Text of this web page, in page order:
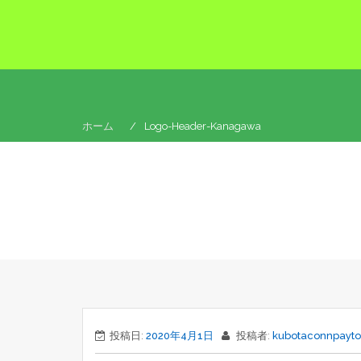
ホーム Logo-Header-Kanagawa
投稿日: 2020年4月1日 投稿者: